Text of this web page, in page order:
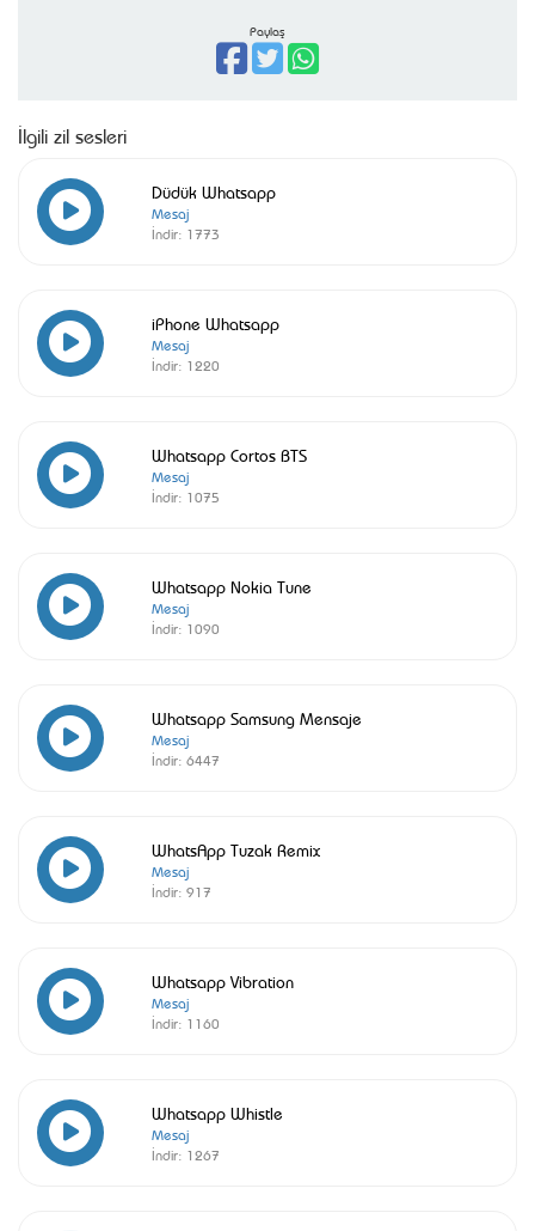
Paylaş
İlgili zil sesleri
Düdük Whatsapp
Mesaj
İndir: 1773
iPhone Whatsapp
Mesaj
İndir: 1220
Whatsapp Cortos BTS
Mesaj
İndir: 1075
Whatsapp Nokia Tune
Mesaj
İndir: 1090
Whatsapp Samsung Mensaje
Mesaj
İndir: 6447
WhatsApp Tuzak Remix
Mesaj
İndir: 917
Whatsapp Vibration
Mesaj
İndir: 1160
Whatsapp Whistle
Mesaj
İndir: 1267